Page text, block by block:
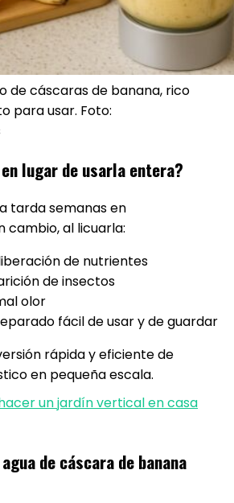
de cáscaras de banana, rico
para usar. Foto:
lugar de usarla entera?
tarda semanas en
cambio, al licuarla:
de nutrientes
de insectos
olor
fácil de usar y de guardar
rápida y eficiente de
en pequeña escala.
un jardín vertical en casa
de cáscara de banana